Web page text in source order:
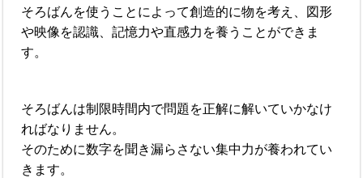
そろばんを使うことによって創造的に物を考え、図形
や映像を認識、記憶力や直感力を養うことができま
す。
そろばんは制限時間内で問題を正解に解いていかなけ
ればなりません。
そのために数字を聞き漏らさない集中力が養われてい
きます。